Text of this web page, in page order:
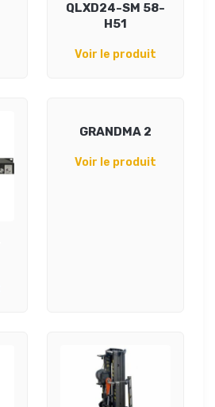
QLXD24-SM 58-
H51
Voir le produit
GRANDMA 2
Voir le produit